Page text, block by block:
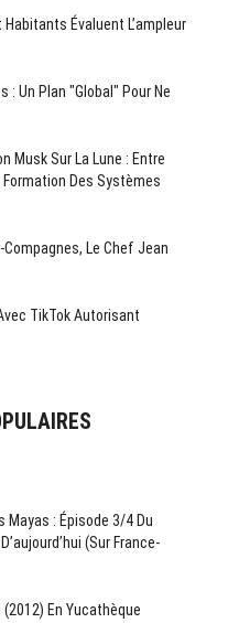
Évaluent L’ampleur
: Un Plan "global" Pour Ne
Musk Sur La Lune : Entre
Des Systèmes
Le Chef Jean
TikTok Autorisant
Mayas : Épisode 3/4 Du
(sur France-
(2012) En Yucathèque